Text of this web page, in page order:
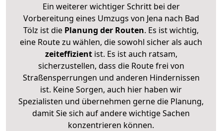
Ein weiterer wichtiger Schritt bei der
Vorbereitung eines Umzugs von Jena nach Bad
Tölz ist die Planung der Routen. Es ist wichtig,
eine Route zu wählen, die sowohl sicher als auch
zeiteffizientist. Es ist auch ratsam,
sicherzustellen, dass die Route frei von
Straßensperrungen und anderen Hindernissen
ist. Keine Sorgen, auch hier haben wir
Spezialisten und übernehmen gerne die Planung,
damit Sie sich auf andere wichtige Sachen
konzentrieren können.